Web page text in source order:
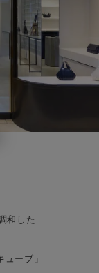
和した
ーブ」